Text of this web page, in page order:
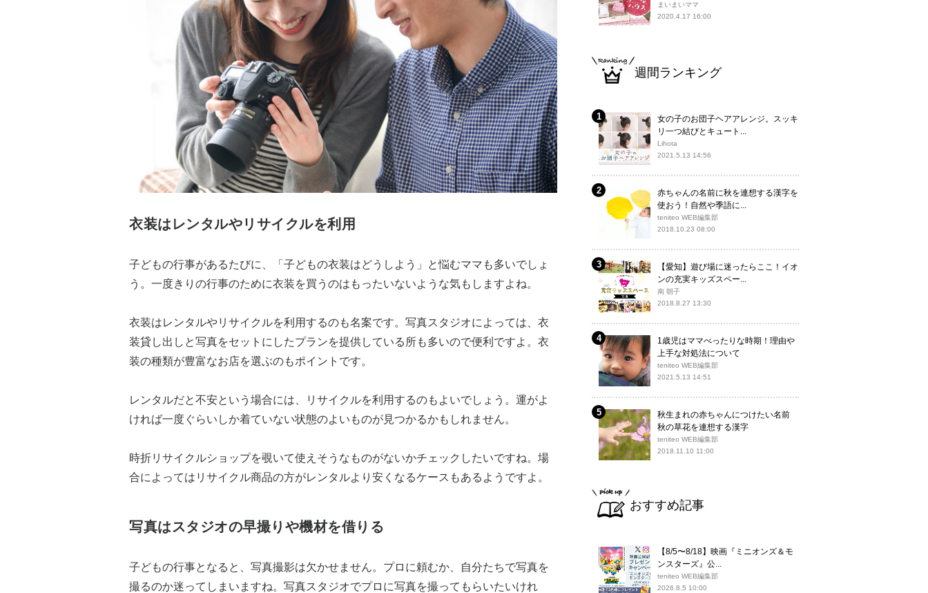
衣装はレンタルやリサイクルを利用
子どもの行事があるたびに、「子どもの衣装はどうしよう」と悩むママも多いでしょ
う。一度きりの行事のために衣装を買うのはもったいないような気もしますよね。
衣装はレンタルやリサイクルを利用するのも名案です。写真スタジオによっては、衣
装貸し出しと写真をセットにしたプランを提供している所も多いので便利ですよ。衣
装の種類が豊富なお店を選ぶのもポイントです。
レンタルだと不安という場合には、リサイクルを利用するのもよいでしょう。運がよ
ければ一度ぐらいしか着ていない状態のよいものが見つかるかもしれません。
時折リサイクルショップを覗いて使えそうなものがないかチェックしたいですね。場
合によってはリサイクル商品の方がレンタルより安くなるケースもあるようですよ。
写真はスタジオの早撮りや機材を借りる
子どもの行事となると、写真撮影は欠かせません。プロに頼むか、自分たちで写真を
撮るのか迷ってしまいますね。写真スタジオでプロに写真を撮ってもらいたいけれ
まいまいママ
2020.4.17 16:00
週間ランキング
女の子のお団子ヘアアレンジ。スッキ
リ一つ結びとキュート...
Lihota
2021.5.13 14:56
赤ちゃんの名前に秋を連想する漢字を
使おう！自然や季語に...
teniteo WEB編集部
2018.10.23 08:00
【愛知】遊び場に迷ったらここ！イオ
ンの充実キッズスペー...
南 朝子
2018.8.27 13:30
1歳児はママべったりな時期！理由や
上手な対処法について
teniteo WEB編集部
2021.5.13 14:51
秋生まれの赤ちゃんにつけたい名前
秋の草花を連想する漢字
teniteo WEB編集部
2018.11.10 11:00
おすすめ記事
【8/5〜8/18】映画『ミニオンズ＆モ
ンスターズ』公...
teniteo WEB編集部
2026.8.5 10:00